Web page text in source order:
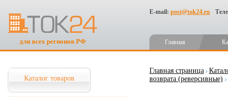
для всех регионов РФ
E-mail: post@tok24.ru
Главная
Каталог товаров
Главная страница
возврата (реверсивные)